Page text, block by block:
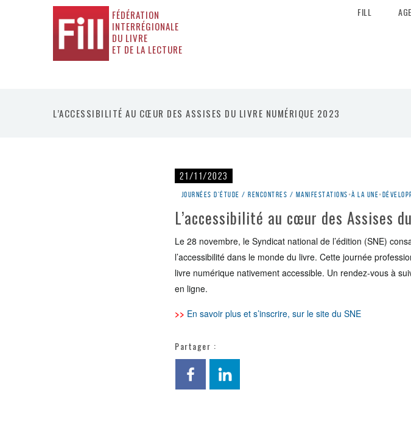
FÉDÉRATION
INTERRÉGIONALE
DU LIVRE
ET DE LA LECTURE
FILL
L’ACCESSIBILITÉ AU CŒUR DES ASSISES DU LIVRE NUMÉRIQUE 2023
21/11/2023
Journées d'étude / rencontres / manifestations •À la une•
L’accessibilité au cœur des Assises
Le 28 novembre, le Syndicat national de l’édition (SNE)
l’accessibilité dans le monde du livre. Cette journée
livre numérique nativement accessible. Un rendez-vous à
en ligne.
>> En savoir plus et s’inscrire, sur le site du SNE
Partager :